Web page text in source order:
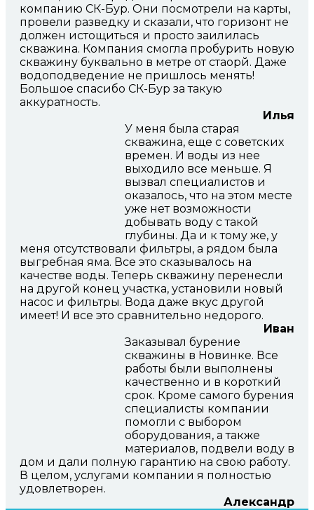
компанию СК-Бур. Они посмотрели на карты,
провели разведку и сказали, что горизонт не
должен истощиться и просто заилилась
скважина. Компания смогла пробурить новую
скважину буквально в метре от стаорй. Даже
водоподведение не пришлось менять!
Большое спасибо СК-Бур за такую
аккуратность.
Илья
У меня была старая
скважина, еще с советских
времен. И воды из нее
выходило все меньше. Я
вызвал специалистов и
оказалось, что на этом месте
уже нет возможности
добывать воду с такой
глубины. Да и к тому же, у
меня отсутствовали фильтры, а рядом была
выгребная яма. Все это сказывалось на
качестве воды. Теперь скважину перенесли
на другой конец участка, установили новый
насос и фильтры. Вода даже вкус другой
имеет! И все это сравнительно недорого.
Иван
Заказывал бурение
скважины в Новинке. Все
работы были выполнены
качественно и в короткий
срок. Кроме самого бурения
специалисты компании
помогли с выбором
оборудования, а также
материалов, подвели воду в
дом и дали полную гарантию на свою работу.
В целом, услугами компании я полностью
удовлетворен.
Александр